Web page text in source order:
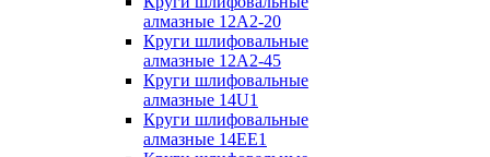
алмазные 12А2-20
Круги шлифовальные
алмазные 12А2-45
Круги шлифовальные
алмазные 14U1
Круги шлифовальные
алмазные 14ЕЕ1